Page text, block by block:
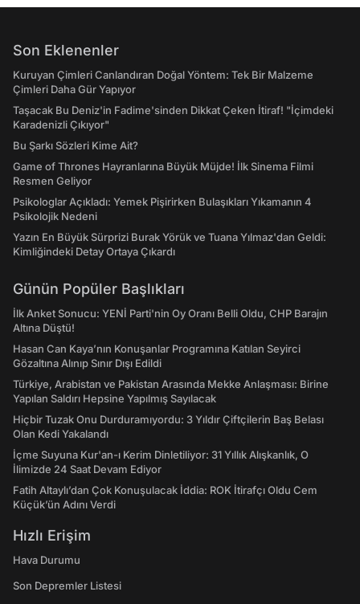
Son Eklenenler
Kuruyan Çimleri Canlandıran Doğal Yöntem: Tek Bir Malzeme
Çimleri Daha Gür Yapıyor
Taşacak Bu Deniz'in Fadime'sinden Dikkat Çeken İtiraf! "İçimdeki
Karadenizli Çıkıyor"
Bu Şarkı Sözleri Kime Ait?
Game of Thrones Hayranlarına Büyük Müjde! İlk Sinema Filmi
Resmen Geliyor
Psikologlar Açıkladı: Yemek Pişirirken Bulaşıkları Yıkamanın 4
Psikolojik Nedeni
Yazın En Büyük Sürprizi Burak Yörük ve Tuana Yılmaz'dan Geldi:
Kimliğindeki Detay Ortaya Çıkardı
Günün Popüler Başlıkları
İlk Anket Sonucu: YENİ Parti'nin Oy Oranı Belli Oldu, CHP Barajın
Altına Düştü!
Hasan Can Kaya’nın Konuşanlar Programına Katılan Seyirci
Gözaltına Alınıp Sınır Dışı Edildi
Türkiye, Arabistan ve Pakistan Arasında Mekke Anlaşması: Birine
Yapılan Saldırı Hepsine Yapılmış Sayılacak
Hiçbir Tuzak Onu Durduramıyordu: 3 Yıldır Çiftçilerin Baş Belası
Olan Kedi Yakalandı
İçme Suyuna Kur'an-ı Kerim Dinletiliyor: 31 Yıllık Alışkanlık, O
İlimizde 24 Saat Devam Ediyor
Fatih Altaylı’dan Çok Konuşulacak İddia: ROK İtirafçı Oldu Cem
Küçük’ün Adını Verdi
Hızlı Erişim
Hava Durumu
Son Depremler Listesi